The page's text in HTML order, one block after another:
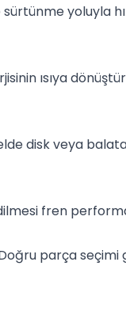
yoluyla
ısıya
disk veya balata
fren
parça seçimi